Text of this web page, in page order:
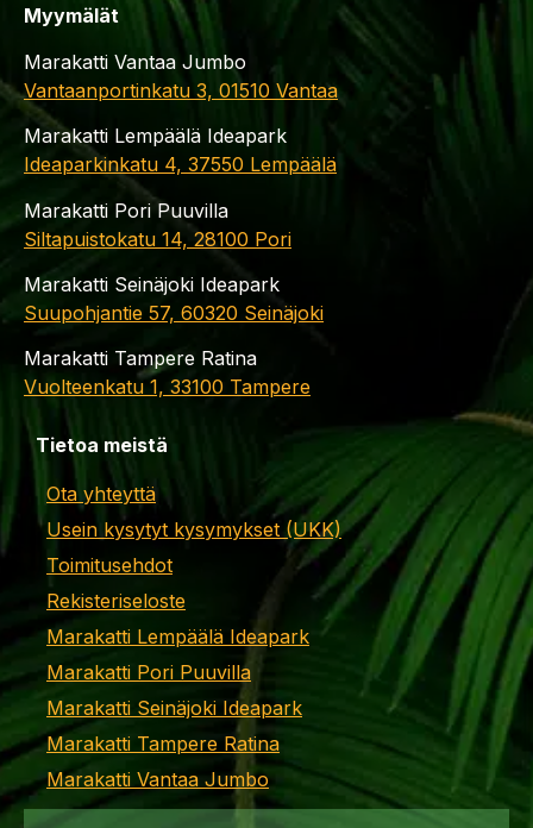
Myymälät
Marakatti Vantaa Jumbo
Vantaanportinkatu 3, 01510 Vantaa
Marakatti Lempäälä Ideapark
Ideaparkinkatu 4, 37550 Lempäälä
Marakatti Pori Puuvilla
Siltapuistokatu 14, 28100 Pori
Marakatti Seinäjoki Ideapark
Suupohjantie 57, 60320 Seinäjoki
Marakatti Tampere Ratina
Vuolteenkatu 1, 33100 Tampere
Tietoa meistä
Ota yhteyttä
Usein kysytyt kysymykset (UKK)
Toimitusehdot
Rekisteriseloste
Marakatti Lempäälä Ideapark
Marakatti Pori Puuvilla
Marakatti Seinäjoki Ideapark
Marakatti Tampere Ratina
Marakatti Vantaa Jumbo